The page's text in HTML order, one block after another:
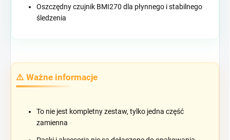
Oszczędny czujnik BMI270 dla płynnego i stabilnego
śledzenia
⚠️ Ważne informacje
To nie jest kompletny zestaw, tylko jedna część
zamienna